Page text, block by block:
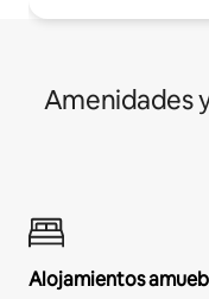
Amenidades
Alojamientos